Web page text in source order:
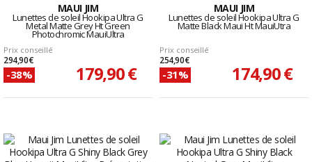
MAUI JIM
Lunettes de soleil Hookipa Ultra G
Metal Matte Grey Ht Green
Photochromic MauiUltra
Prix conseillé
294,90 €
-38% 179,90 €
MAUI JIM
Lunettes de soleil Hookipa Ultra G
Matte Black Maui Ht MauiUtra
Prix conseillé
254,90 €
-31% 174,90 €